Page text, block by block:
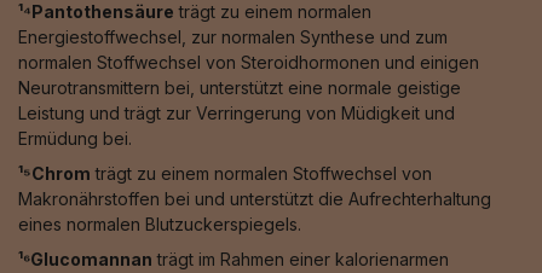
¹⁴Pantothensäure trägt zu einem normalen
Energiestoffwechsel, zur normalen Synthese und zum
normalen Stoffwechsel von Steroidhormonen und einigen
Neurotransmittern bei, unterstützt eine normale geistige
Leistung und trägt zur Verringerung von Müdigkeit und
Ermüdung bei.
¹⁵Chrom trägt zu einem normalen Stoffwechsel von
Makronährstoffen bei und unterstützt die Aufrechterhaltung
eines normalen Blutzuckerspiegels.
¹⁶Glucomannan trägt im Rahmen einer kalorienarmen